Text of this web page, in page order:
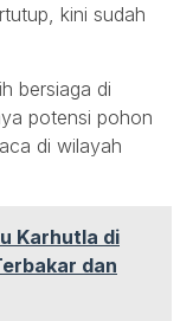
kini sudah
bersiaga di
potensi pohon
di wilayah
Karhutla di
dan